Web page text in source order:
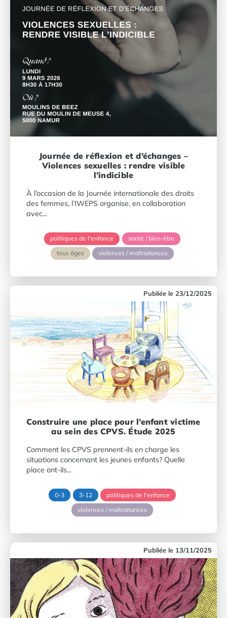
Journée de réflexion et d’échanges –
Violences sexuelles : rendre visible
l’indicible
À l’occasion de la Journée internationale des droits
des femmes, l’IWEPS organise, en collaboration
avec...
politiques de l'enfance
santé / bien-être
tous âges
violences / maltraitances
23/12/2025
Construire une place pour l’enfant victime
au sein des CPVS. Étude 2025
Comment les CPVS prennent-ils en charge les
situations concernant les jeunes enfants? Quelle
place ont-ils...
0-3 3-12
politiques de l'enfance
violences / maltraitances
13/11/2025